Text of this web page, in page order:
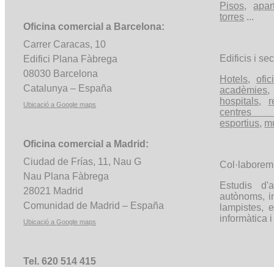
Oficina comercial a Barcelona:
Carrer Caracas, 10
Edifici Plana Fàbrega
08030 Barcelona
Catalunya – España
Ubicació aGoogle maps
Oficina comercial a Madrid:
Ciudad de Frías, 11, Nau G
Nau Plana Fàbrega
28021 Madrid
Comunidad de Madrid – España
Ubicació aGoogle maps
Tel. 620 514 415
Pisos,
torres ...
Edificis i
Hotels,
acadèmies
hospitals,
centres
esportius,
Estudis
autònoms,
lampistes,
informàtica